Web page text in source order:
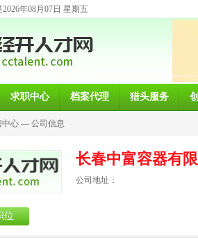
年08月07日 星期五
求职中心 档案代理 猎头服务
中心 — 公司信息
长春中富容器有
公司地址：
位